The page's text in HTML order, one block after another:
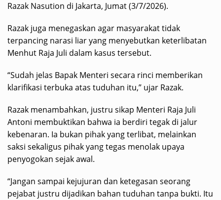
Razak Nasution di Jakarta, Jumat (3/7/2026).
Razak juga menegaskan agar masyarakat tidak
terpancing narasi liar yang menyebutkan keterlibatan
Menhut Raja Juli dalam kasus tersebut.
“Sudah jelas Bapak Menteri secara rinci memberikan
klarifikasi terbuka atas tuduhan itu,” ujar Razak.
Razak menambahkan, justru sikap Menteri Raja Juli
Antoni membuktikan bahwa ia berdiri tegak di jalur
kebenaran. Ia bukan pihak yang terlibat, melainkan
saksi sekaligus pihak yang tegas menolak upaya
penyogokan sejak awal.
“Jangan sampai kejujuran dan ketegasan seorang
pejabat justru dijadikan bahan tuduhan tanpa bukti. Itu